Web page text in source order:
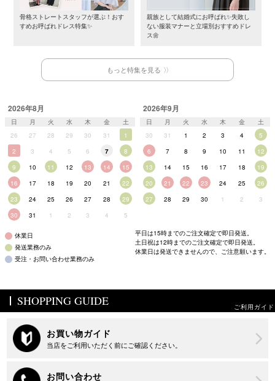
骨格ストレートスタッフが選ぶ！おす
すめお呼ばれドレス特集✨
親族として結婚式にお呼ばれ✨失敗し
ない服装マナーと立場別おすすめドレ
ス🌼
もっと特集を見る
2026年8月
日 月 火 水 木 金
土
26
27 28 29 30 31
1
2
3 4 5 6 7
8
9
10 11 12 13 14
15
16
17 18 19 20 21
22
23
24 25 26 27 28
29
30
31 1 2 3 4 5
2026年9月
日 月 火 水 木 金
土
30
31 1 2 3 4
5
6
7 8 9 10 11
12
13
14 15 16 17 18
19
20
21 22 23 24 25
26
27
28 29 30 1 2 3
休業日
発送業務のみ
受注・お問い合わせ業務のみ
平日は15時までのご注文確定で即日発送。
土日祝は12時までのご注文確定で即日発送。
休業日は発送できませんので、ご注意願います。
SHOPPING GUIDE ご利用ガイド